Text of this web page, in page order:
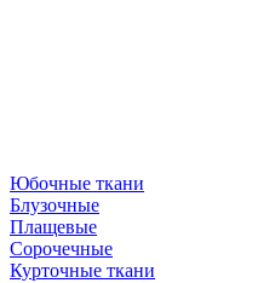
Юбочные ткани
Блузочные
Плащевые
Сорочечные
Курточные ткани